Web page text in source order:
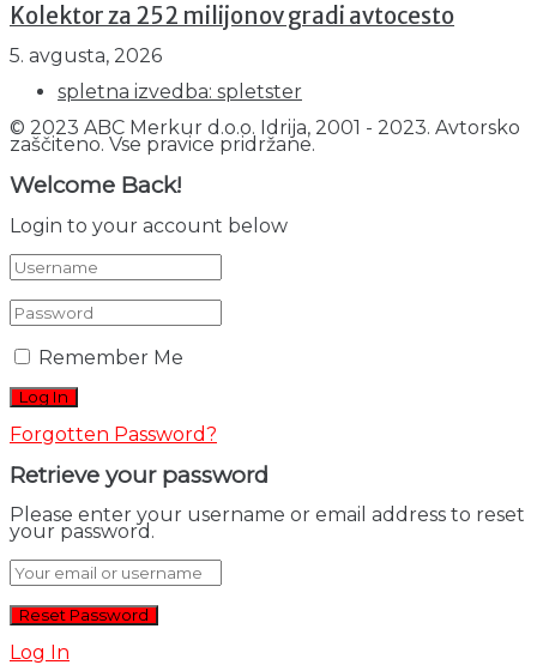
Kolektor za 252 milijonov gradi avtocesto
5. avgusta, 2026
spletna izvedba: spletster
© 2023 ABC Merkur d.o.o. Idrija, 2001 - 2023. Avtorsko
zaščiteno. Vse pravice pridržane.
Welcome Back!
Login to your account below
Remember Me
Forgotten Password?
Retrieve your password
Please enter your username or email address to reset
your password.
Log In